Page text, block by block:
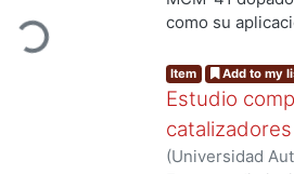
reactividad. Se
facilita la
Loading...
como su
oxidante. El
producto de
condiciones de
comparación y
metodologías:
Item Add to my
Estudio
(Universidad